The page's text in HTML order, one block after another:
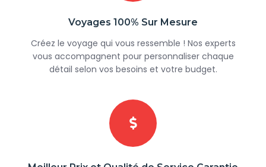
Voyages 100% Sur Mesure
Créez le voyage qui vous ressemble ! Nos experts
vous accompagnent pour personnaliser chaque
détail selon vos besoins et votre budget.